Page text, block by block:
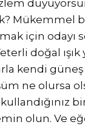
Mükemmel
için odayı
doğal ışık
kendi güneş
ne olursa
olun. Ve